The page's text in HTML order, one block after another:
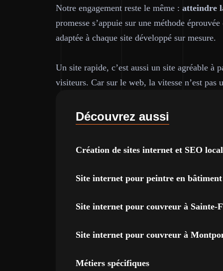
Notre engagement reste le même : atteindre
promesse s’appuie sur une méthode
adaptée à chaque site développé sur mesure.
Un site rapide, c’est aussi un site agréable à
visiteurs. Car sur le web, la vitesse n’est pas
Découvrez aussi
Création de sites internet et SEO
Site internet pour peintre en
Site internet pour couvreur à Sainte-
Site internet pour couvreur à
Métiers spécifiques